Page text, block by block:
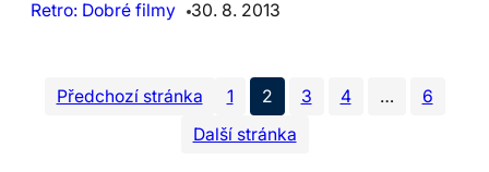
Retro: Dobré filmy
30. 8. 2013
Předchozí stránka 1 2 3 4 …
6
Další stránka